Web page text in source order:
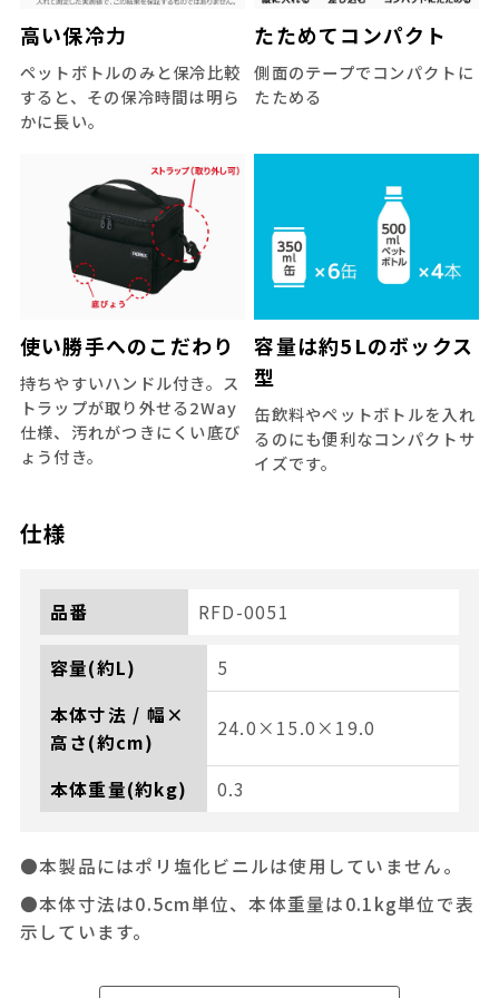
高い保冷力
ペットボトルのみと保冷比較
すると、その保冷時間は明ら
かに長い。
たためてコンパクト
側面のテープでコンパクトに
たためる
使い勝手へのこだわり
持ちやすいハンドル付き。ス
トラップが取り外せる2Way
仕様、汚れがつきにくい底び
ょう付き。
容量は約5Lのボックス
型
缶飲料やペットボトルを入れ
るのにも便利なコンパクトサ
イズです。
仕様
品番 RFD-0051
容量(約L)
5
本体寸法 / 幅×
高さ(約cm)
24.0×15.0×19.0
本体重量(約kg) 0.3
●本製品にはポリ塩化ビニルは使用していません。
●本体寸法は0.5cm単位、本体重量は0.1kg単位で表
示しています。